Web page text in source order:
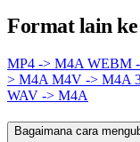
Format lain
MP4 -> M4A WEBM
> M4A M4V -> M4A
WAV -> M4A
Bagaimana cara